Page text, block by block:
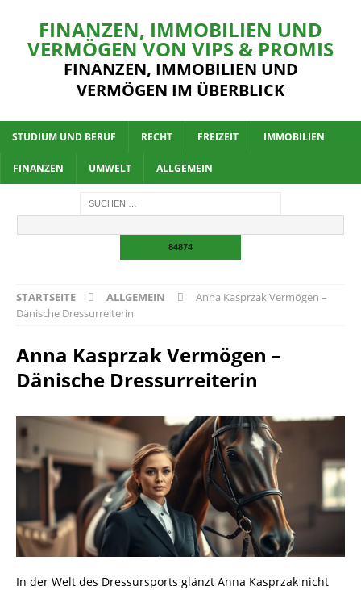
FINANZEN, IMMOBILIEN UND
VERMÖGEN VON VIPS & PROMIS
FINANZEN, IMMOBILIEN UND
VERMÖGEN IM ÜBERBLICK
STUDIUM UND BERUF RECHT FREIZEIT IMMOBILIEN
FINANZEN UMWELT ALLGEMEIN
STARTSEITE ALLGEMEIN
Anna Kasprzak Vermögen –
Dänische Dressurreiterin
Anna Kasprzak Vermögen –
Dänische Dressurreiterin
In der Welt des Dressursports glänzt Anna Kasprzak nicht